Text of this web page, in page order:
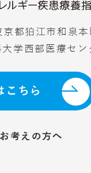
都狛江市和泉
学西部医療セン
こちら
考えの方へ